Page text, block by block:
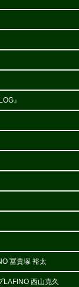
』
冨貴塚 裕太
西山克久